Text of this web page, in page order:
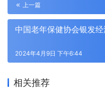
上一篇
中国老年保健协会银发
2024年4月9日 下午6:44
相关推荐